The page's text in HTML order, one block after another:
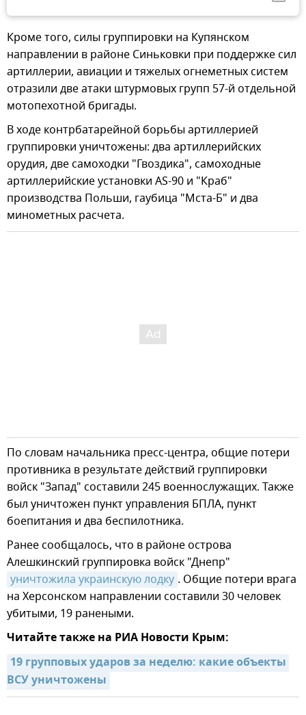
Кроме того, силы группировки на Купянском
направлении в районе Синьковки при поддержке сил
артиллерии, авиации и тяжелых огнеметных систем
отразили две атаки штурмовых групп 57-й отдельной
мотопехотной бригады.
В ходе контрбатарейной борьбы артиллерией
группировки уничтожены: два артиллерийских
орудия, две самоходки "Гвоздика", самоходные
артиллерийские установки AS-90 и "Краб"
производства Польши, гаубица "Мста-Б" и два
минометных расчета.
По словам начальника пресс-центра, общие потери
противника в результате действий группировки
войск "Запад" составили 245 военнослужащих. Также
был уничтожен пункт управления БПЛА, пункт
боепитания и два беспилотника.
Ранее сообщалось, что в районе острова
Алешкинский группировка войск "Днепр"
уничтожила украинскую лодку . Общие потери врага
на Херсонском направлении составили 30 человек
убитыми, 19 ранеными.
Читайте также на РИА Новости Крым:
19 групповых ударов за неделю: какие объекты
ВСУ уничтожены